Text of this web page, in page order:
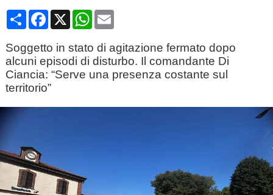
CondividiFacebook
X WhatsApp
Email
Soggetto in stato di agitazione fermato dopo
alcuni episodi di disturbo. Il comandante Di
Ciancia: “Serve una presenza costante sul
territorio”